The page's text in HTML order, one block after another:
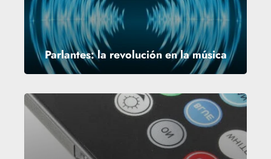
Parlantes: la revolución en la música